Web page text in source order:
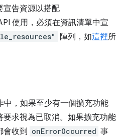
宣告資源以搭配
使用，必須在資訊清單中宣
陣列，如這裡所
中，如果至少有一個擴充功能
求視為已取消。如果擴充功能
會收到 onErrorOccurred 事